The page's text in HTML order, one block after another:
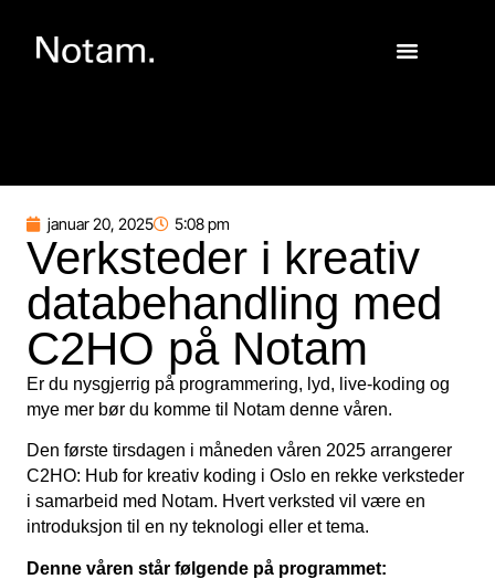
januar 20, 2025 5:08 pm
Verksteder i kreativ
databehandling med
C2HO på Notam
Er du nysgjerrig på programmering, lyd, live-koding og
mye mer bør du komme til Notam denne våren.
Den første tirsdagen i måneden våren 2025 arrangerer
C2HO: Hub for kreativ koding i Oslo en rekke verksteder
i samarbeid med Notam. Hvert verksted vil være en
introduksjon til en ny teknologi eller et tema.
Denne våren står følgende på programmet: